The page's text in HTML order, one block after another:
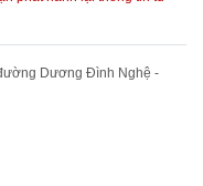
Dương Đình Nghệ -